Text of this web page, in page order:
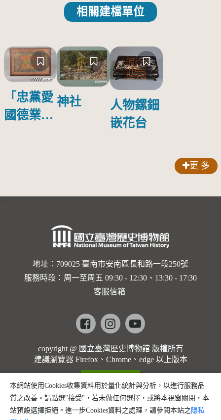
相關建檔單位
「忠黨愛
國德業並
神社
人物鏍鈿
嵌花台
更 多
地址：709025 臺南市安南區長和路一段250號
服務時段：周一至周五 09:30 - 12:30、13:30 - 17:30
客服信箱
Facebookinstagramyoutube
copyright @ 國立臺灣歷史博物館 版權所有
建議瀏覽器 Firefox、Chrome、edge 以上版本
本網站使用Cookies收集資料用於量化統計與分析，以進行服務品
質之改善。請點選"接受"，若未做任何選擇，或將本視窗關閉，本
站預設選擇拒絕。進一步Cookies資料之處理，請參閱本站之 隱私